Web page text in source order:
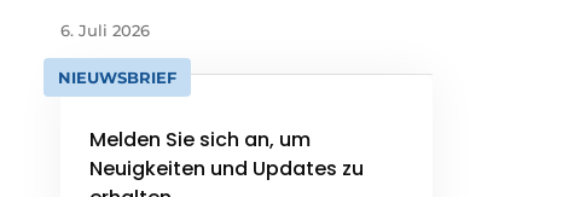
6. Juli 2026
NIEUWSBRIEF
Melden Sie sich an, um
Neuigkeiten und Updates zu